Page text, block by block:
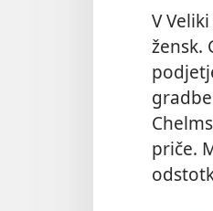
V
žensk.
priče.